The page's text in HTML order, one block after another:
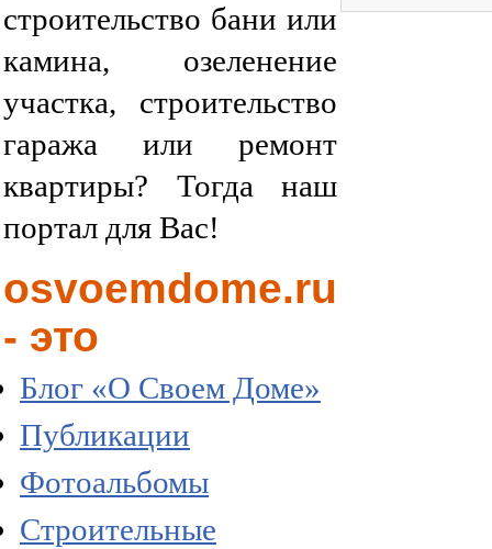
строительство бани или
камина, озеленение
участка, строительство
гаража или ремонт
квартиры? Тогда наш
портал для Вас!
osvoemdome.ru
- это
Блог «О Своем Доме»
Публикации
Фотоальбомы
Строительные